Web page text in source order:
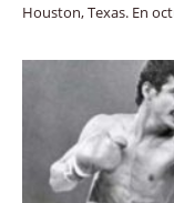
Houston, Texas. En